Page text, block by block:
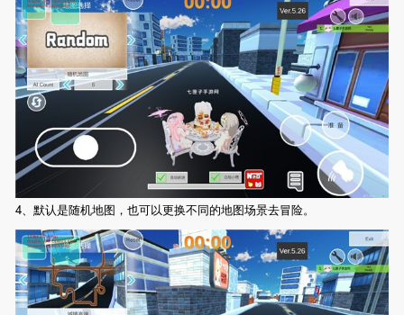
4、默认是随机地图，也可以更换不同的地图场景去冒险。